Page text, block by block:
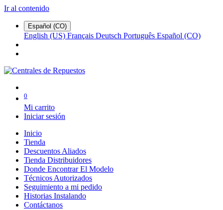
Ir al contenido
Español (CO)
English (US) Français Deutsch Português Español (CO)
0
Mi carrito
Iniciar sesión
Inicio
Tienda
Descuentos Aliados
Tienda Distribuidores
Donde Encontrar El Modelo
Técnicos Autorizados
Seguimiento a mi pedido
Historias Instalando
Contáctanos